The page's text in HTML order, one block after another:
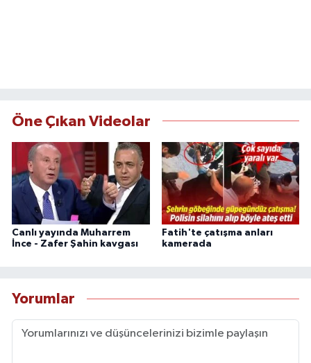
Öne Çıkan Videolar
Canlı yayında Muharrem
İnce - Zafer Şahin kavgası
Fatih'te çatışma anları
kamerada
Yorumlar